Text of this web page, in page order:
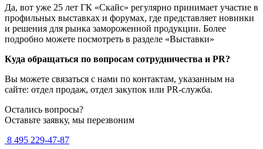
Да, вот уже 25 лет ГК «Скайс» регулярно принимает участие в
профильных выставках и форумах, где представляет новинки
и решения для рынка замороженной продукции. Более
подробно можете посмотреть в разделе «Выставки»
Куда обращаться по вопросам сотрудничества и PR?
Вы можете связаться с нами по контактам, указанным на
сайте: отдел продаж, отдел закупок или PR-служба.
Остались вопросы?
Оставьте заявку, мы перезвоним
8 495 229-47-87